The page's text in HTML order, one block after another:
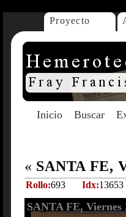
Proyecto
Inicio Buscar
« SANTA FE,
Rollo:693 Idx:13653
SANTA FE, Viernes